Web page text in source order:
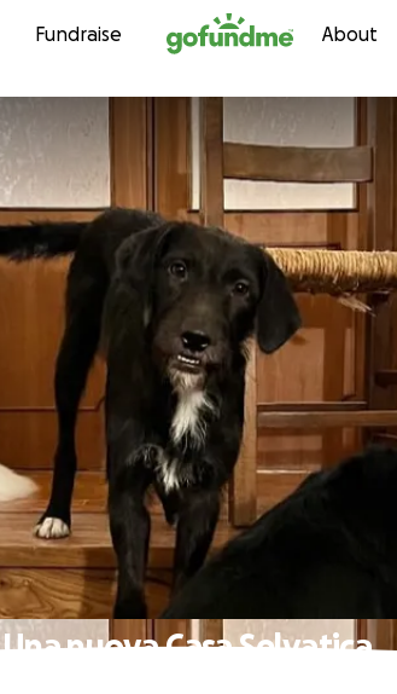
Skip to content
Fundraise About
Una nuova Casa Selvatica